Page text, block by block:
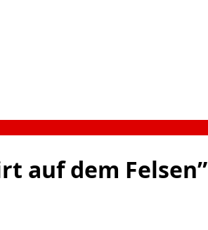
auf dem Felsen”